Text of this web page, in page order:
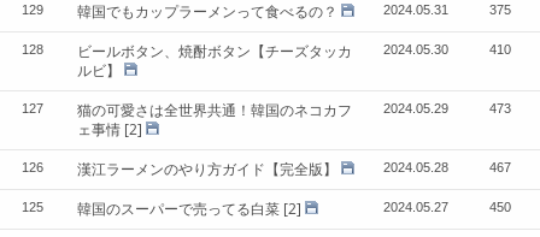
129 韓国でもカップラーメンって食べるの？ 2024.05.31 375
128
ビールボタン、焼酎ボタン【チーズタッカ
ルビ】
2024.05.30 410
127
猫の可愛さは全世界共通！韓国のネコカフ
ェ事情 [2]
2024.05.29 473
126 漢江ラーメンのやり方ガイド【完全版】 2024.05.28 467
125 韓国のスーパーで売ってる白菜 [2] 2024.05.27 450